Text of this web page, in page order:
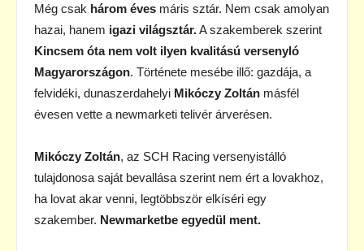
Még csak három éves máris sztár. Nem csak amolyan
hazai, hanem igazi világsztár.A szakemberek szerint
Kincsem óta nem volt ilyen kvalitású versenyló
Magyarországon. Története mesébe illő: gazdája, a
felvidéki, dunaszerdahelyi Mikóczy Zoltán másfél
évesen vette a newmarketi telivér árverésen.
Mikóczy Zoltán, az SCH Racing versenyistálló
tulajdonosa saját bevallása szerint nem ért a lovakhoz,
ha lovat akar venni, legtöbbször elkíséri egy
szakember. Newmarketbe egyedül ment.